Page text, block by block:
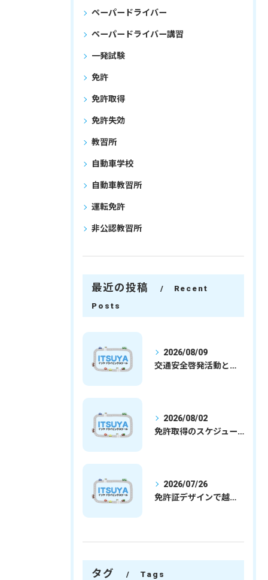
ペーパードライバー
ペーパードライバー講習
一発試験
免許
免許取得
免許失効
教習所
自動車学校
自動車教習所
運転免許
非公認教習所
最近の投稿
Recent
Posts
2026/08/09
交通安全啓発活動と埼玉県さいたま市行田市で免許取得を安心して目指すための実践ガイド
2026/08/02
免許取得のスケジュールを徹底解説学生社会人の通学合宿別プランで最短取得のコツ
2026/07/26
免許証デザインで越谷市愛を表現する埼玉県さいたま市越谷市の免許取得完全ガイド
タグ Tags